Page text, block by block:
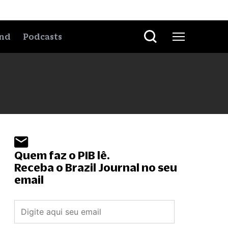
Podcasts
Quem faz o PIB lê.
Receba o Brazil Journal no seu
email